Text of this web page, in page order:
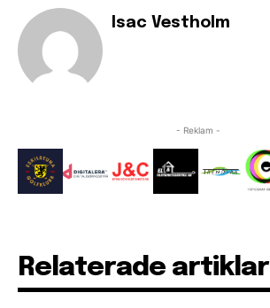
Isac Vestholm
- Reklam -
Relaterade artiklar